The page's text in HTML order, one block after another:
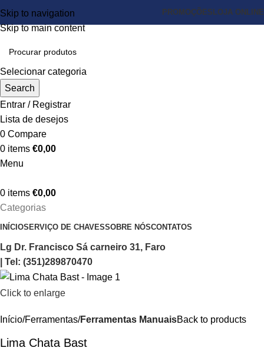
Skip to navigation
Skip to main content
PROMOÇÕES LOJA ONLINE
Selecionar categoria
Search
Entrar / Registrar
Lista de desejos
0 Compare
0 items €0,00
Menu
0 items €0,00
Categorias
INÍCIOSERVIÇO DE CHAVESSOBRE NÓSCONTATOS
Lg Dr. Francisco Sá carneiro 31, Faro
| Tel: (351)289870470
Click to enlarge
Início Ferramentas Ferramentas ManuaisBack to products
Lima Chata Bast